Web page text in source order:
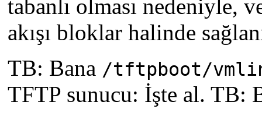
tabanlı olması nedeniyle,
akışı bloklar halinde
TB: Bana /tftpboot/
TFTP sunucu: İşte al. TB: